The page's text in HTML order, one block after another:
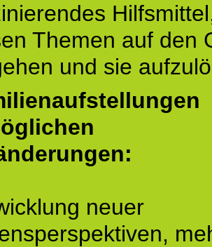
Themen auf den
und sie
neuer